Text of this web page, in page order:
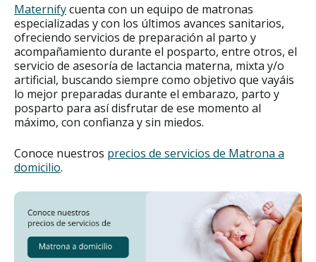
Maternifycuenta con un equipo de matronas
especializadas y con los últimos avances sanitarios,
ofreciendo servicios de preparación al parto y
acompañamiento durante el posparto, entre otros, el
servicio de asesoría de lactancia materna, mixta y/o
artificial, buscando siempre como objetivo que vayáis
lo mejor preparadas durante el embarazo, parto y
posparto para así disfrutar de ese momento al
máximo, con confianza y sin miedos.
Conoce nuestros precios de servicios de Matrona a
domicilio.